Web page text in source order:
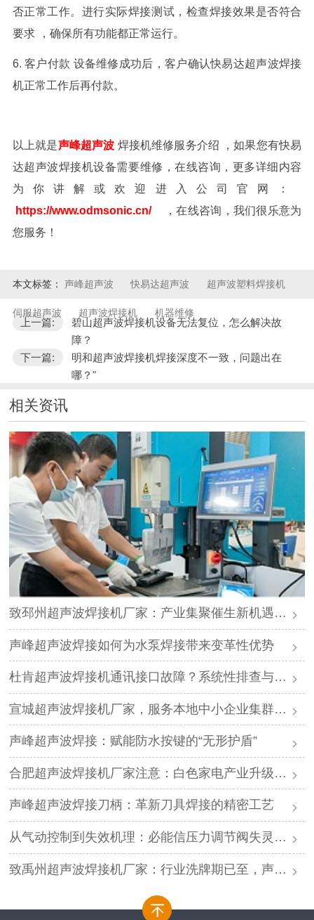
否正常工作。进行实际焊接测试，检查焊接效果是否符合
要求
，确保所有功能都正常运行。
6. 客户付款 设备维修成功后，客户确认快易达超声波焊接
机正常工作后再付款。
以上就是声峰超声波 焊接机维修服务介绍
，如果您有快易
达超声波焊接机设备需要维修，在线咨询，更多详细内容
为你讲解或欢迎进入公司官网：
https://www.odmsonic.cn/
，在线咨询，我们很乐意为
您服务！
本文标签： 声峰超声波 快易达超声波 超声波塑料焊接机
伺服超声波 超声波焊接机 机器维修
上一篇:
碧山超声波焊接机设备无法复位，怎么解决故
障？
下一篇:
明和超声波焊接机焊接深度不一致，问题出在
哪？"
相关资讯
致邳州超声波焊接机厂家：产业集聚催生新机遇，声峰源头工厂邀您抱团发展
声峰超声波焊接如何为水泵焊接带来变革性优势
杜肯超声波焊接机通讯接口故障？系统性排查与专业解决方案
宣城超声波焊接机厂家，服务本地中小企业集群，声峰ODM贴牌助您轻装上阵
声峰超声波焊接：赋能防水按键的“无形护盾”
合肥超声波焊接机厂家注意：白色家电产业升级，声峰源头工厂诚邀加盟
声峰超声波焊接刀柄：革新刀具焊接的精密工艺
从气动控制到失效机理：必能信压力调节阀失灵的深度解析与专业修复
致禹州超声波焊接机厂家：行业洗牌期已至，声峰源头工厂邀您抱团取暖